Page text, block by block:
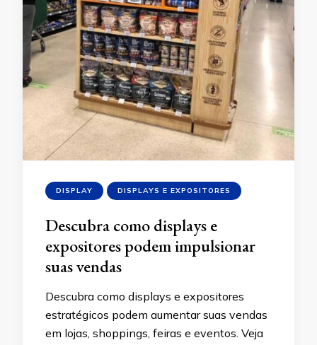
DISPLAY DISPLAYS E EXPOSITORES
Descubra como displays e
expositores podem impulsionar
suas vendas
Descubra como displays e expositores
estratégicos podem aumentar suas vendas
em lojas, shoppings, feiras e eventos. Veja